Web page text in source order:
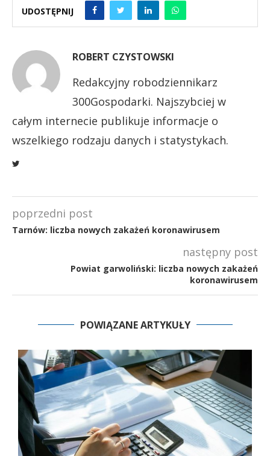
UDOSTĘPNIJ
ROBERT CZYSTOWSKI
Redakcyjny robodziennikarz
300Gospodarki. Najszybciej w
całym internecie publikuje informacje o
wszelkiego rodzaju danych i statystykach.
poprzedni post
Tarnów: liczba nowych zakażeń koronawirusem
następny post
Powiat garwoliński: liczba nowych zakażeń
koronawirusem
POWIĄZANE ARTYKUŁY